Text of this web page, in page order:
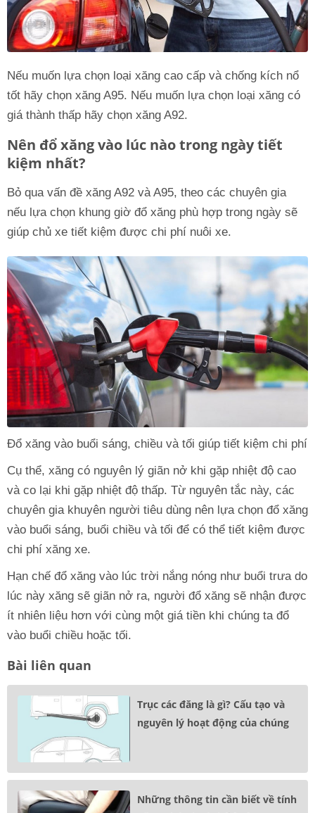
Nếu muốn lựa chọn loại xăng cao cấp và chống kích nổ
tốt hãy chọn xăng A95. Nếu muốn lựa chọn loại xăng có
giá thành thấp hãy chọn xăng A92.
Nên đổ xăng vào lúc nào trong ngày tiết
kiệm nhất?
Bỏ qua vấn đề xăng A92 và A95, theo các chuyên gia
nếu lựa chọn khung giờ đổ xăng phù hợp trong ngày sẽ
giúp chủ xe tiết kiệm được chi phí nuôi xe.
Đổ xăng vào buổi sáng, chiều và tối giúp tiết kiệm chi phí
Cụ thể, xăng có nguyên lý giãn nở khi gặp nhiệt độ cao
và co lại khi gặp nhiệt độ thấp. Từ nguyên tắc này, các
chuyên gia khuyên người tiêu dùng nên lựa chọn đổ xăng
vào buổi sáng, buổi chiều và tối để có thể tiết kiệm được
chi phí xăng xe.
Hạn chế đổ xăng vào lúc trời nắng nóng như buổi trưa do
lúc này xăng sẽ giãn nở ra, người đổ xăng sẽ nhận được
ít nhiên liệu hơn với cùng một giá tiền khi chúng ta đổ
vào buổi chiều hoặc tối.
Bài liên quan
Trục các đăng là gì? Cấu tạo và
nguyên lý hoạt động của chúng
Những thông tin cần biết về tính